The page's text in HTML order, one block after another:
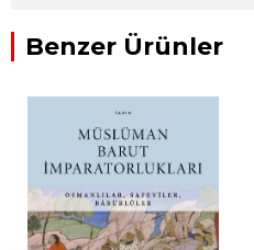
Benzer Ürünler